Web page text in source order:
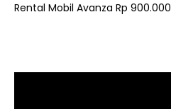
Rental Mobil Avanza Rp 900.000